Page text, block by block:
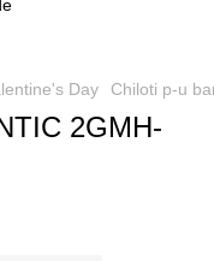
Day Chiloti p-u
2GMH-